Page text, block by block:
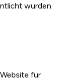
wurden.
für